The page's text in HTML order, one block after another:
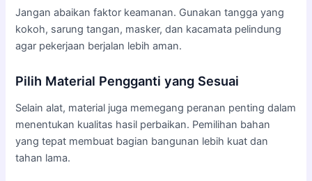
Jangan abaikan faktor keamanan. Gunakan tangga yang
kokoh, sarung tangan, masker, dan kacamata pelindung
agar pekerjaan berjalan lebih aman.
Pilih Material Pengganti yang Sesuai
Selain alat, material juga memegang peranan penting dalam
menentukan kualitas hasil perbaikan. Pemilihan bahan
yang tepat membuat bagian bangunan lebih kuat dan
tahan lama.